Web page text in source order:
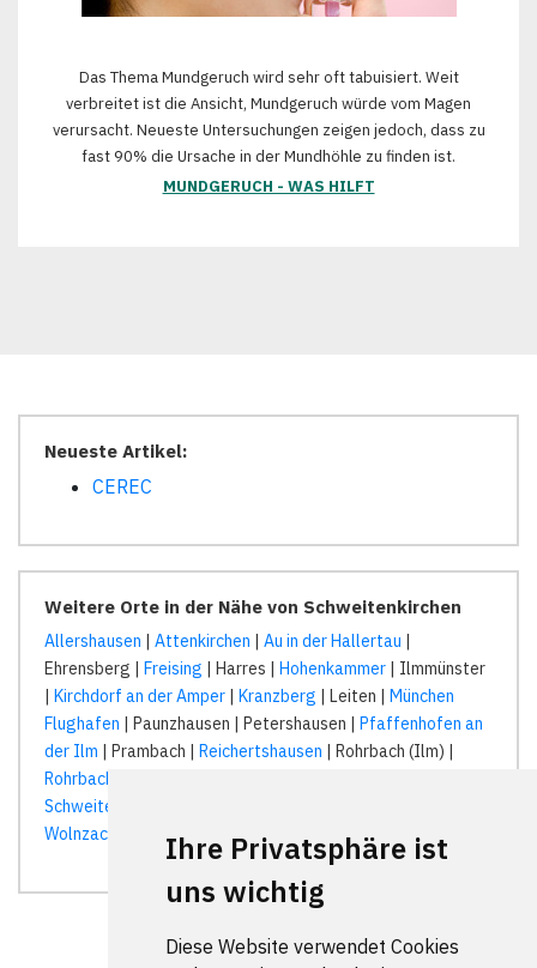
Ihre Privatsphäre ist
uns wichtig
Diese Website verwendet Cookies
Das Thema Mundgeruch wird sehr oft tabuisiert. Weit
verbreitet ist die Ansicht, Mundgeruch würde vom Magen
verursacht. Neueste Untersuchungen zeigen jedoch, dass zu
fast 90% die Ursache in der Mundhöhle zu finden ist.
MUNDGERUCH - WAS HILFT
Neueste Artikel:
CEREC
Weitere Orte in der Nähe von Schweitenkirchen
Allershausen Attenkirchen Au in der Hallertau
Ehrensberg |
Freising | Harres | Hohenkammer | Ilmmünster
Kirchdorf an der Amper Kranzberg | Leiten |
München
Flughafen | Paunzhausen | Petershausen |
Pfaffenhofen an
der Ilm | Prambach | Reichertshausen | Rohrbach (Ilm) |
Rohrbach an der Ilm
Schweitenkirchen
Wolnzach
Zolling|